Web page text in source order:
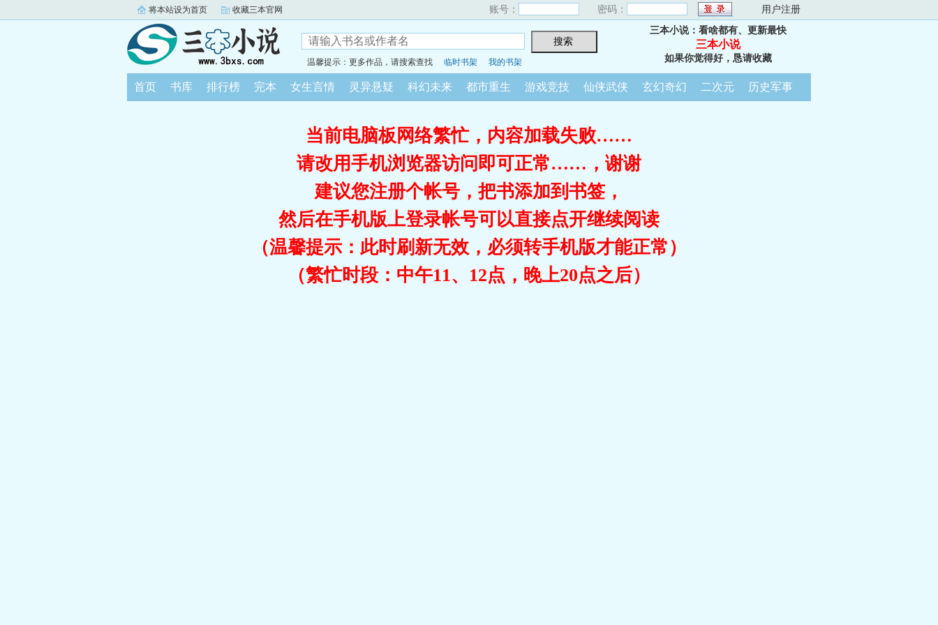
将本站设为首页 收藏三本官网 账号： 密码： 用户注册
温馨提示：更多作品，请搜索查找 临时书架 我的书架
三本小说：看啥都有、更新最快
三本小说
如果你觉得好，恳请收藏
首页 书库 排行榜 完本 女生言情 灵异悬疑 科幻未来 都市重生 游戏竞技 仙侠武侠 玄幻奇幻 二次元 历史军事
当前电脑板网络繁忙，内容加载失败……
请改用手机浏览器访问即可正常……，谢谢
建议您注册个帐号，把书添加到书签，
然后在手机版上登录帐号可以直接点开继续阅读
（温馨提示：此时刷新无效，必须转手机版才能正常）
（繁忙时段：中午11、12点，晚上20点之后）